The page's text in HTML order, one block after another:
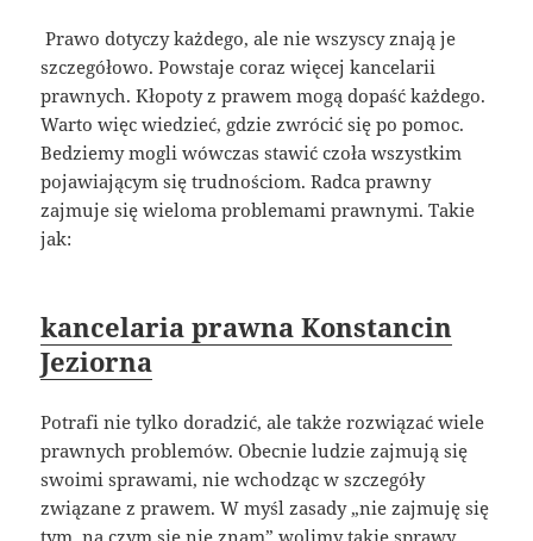
Prawo dotyczy każdego, ale nie wszyscy znają je
szczegółowo. Powstaje coraz więcej kancelarii
prawnych. Kłopoty z prawem mogą dopaść każdego.
Warto więc wiedzieć, gdzie zwrócić się po pomoc.
Bedziemy mogli wówczas stawić czoła wszystkim
pojawiającym się trudnościom. Radca prawny
zajmuje się wieloma problemami prawnymi. Takie
jak:
kancelaria prawna Konstancin
Jeziorna
Potrafi nie tylko doradzić, ale także rozwiązać wiele
prawnych problemów. Obecnie ludzie zajmują się
swoimi sprawami, nie wchodząc w szczegóły
związane z prawem. W myśl zasady „nie zajmuję się
tym, na czym się nie znam” wolimy takie sprawy